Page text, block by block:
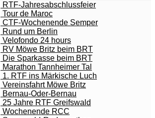
RTF-Jahresabschlussfeier
Tour de Maroc
CTF-Wochenende Semper
Rund um Berlin
Velofondo 24 hours
RV Möwe Britz beim BRT
Die Sparkasse beim BRT
Marathon Tannheimer Tal
1. RTF ins Märkische Luch
Vereinsfahrt Möwe Britz
Bernau-Oder-Bernau
25 Jahre RTF Greifswald
Wochenende RCC